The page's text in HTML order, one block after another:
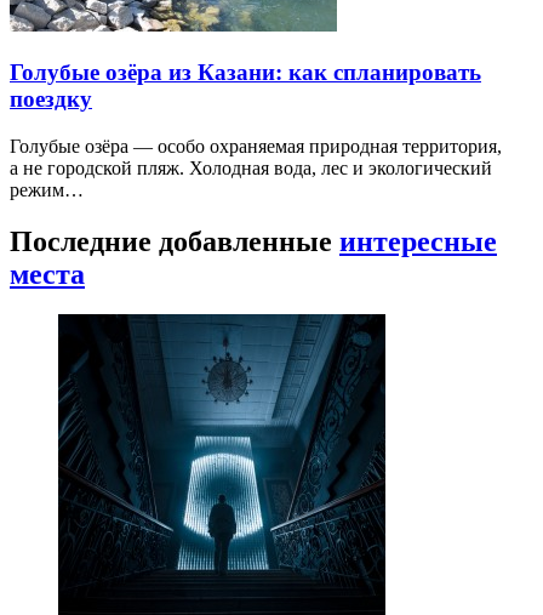
Голубые озёра из Казани: как спланировать
поездку
Голубые озёра — особо охраняемая природная территория,
а не городской пляж. Холодная вода, лес и экологический
режим…
Последние добавленные интересные
места